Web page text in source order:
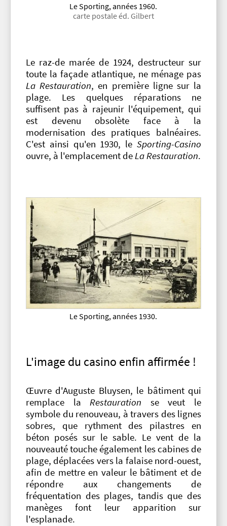
Le Sporting, années 1960.
carte postale éd. Gilbert
Le raz-de marée de 1924, destructeur sur
toute la façade atlantique, ne ménage pas
La Restauration, en première ligne sur la
plage. Les quelques réparations ne
suffisent pas à rajeunir l'équipement, qui
est devenu obsolète face à la
modernisation des pratiques balnéaires.
C'est ainsi qu'en 1930, le Sporting-Casino
ouvre, à l'emplacement deLa Restauration.
Le Sporting, années 1930.
L'image du casino enfin affirmée !
Œuvre d'Auguste Bluysen, le bâtiment qui
remplace laRestauration se veut le
symbole du renouveau, à travers des lignes
sobres, que rythment des pilastres en
béton posés sur le sable. Le vent de la
nouveauté touche également les cabines de
plage, déplacées vers la falaise nord-ouest,
afin de mettre en valeur le bâtiment et de
répondre aux changements de
fréquentation des plages, tandis que des
manèges font leur apparition sur
l'esplanade.